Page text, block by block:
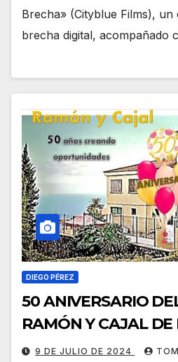
Brecha» (Cityblue Films),
brecha digital, acompañado
DIEGO PÉREZ
50 ANIVERSARIO
RAMÓN Y CAJAL
9 DE JULIO DE 2024